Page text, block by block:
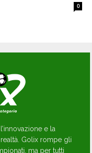
0
e la
Golix rompe gli
ma per tutti